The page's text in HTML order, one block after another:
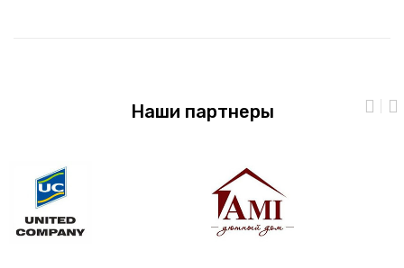
Наши партнеры